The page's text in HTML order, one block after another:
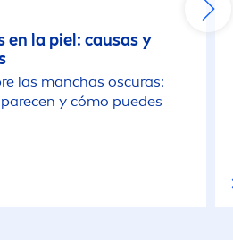
en la piel: causas y
las manchas oscuras:
y cómo puedes